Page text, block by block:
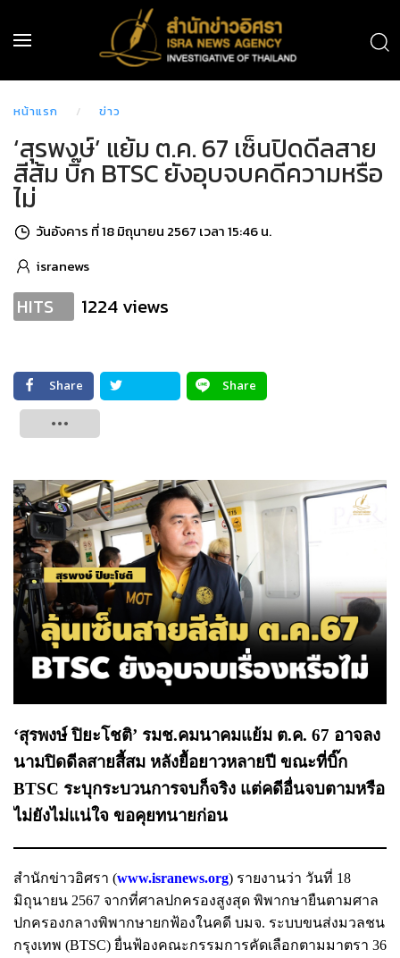
หน้าแรก ข่าว
‘สุรพงษ์’ แย้ม ต.ค. 67 เซ็นปิดดีลสาย
สีส้ม บิ๊ก BTSC ยังอุบจบคดีความหรือ
ไม่
วันอังคาร ที่ 18 มิถุนายน 2567 เวลา 15:46 น.
isranews
HITS 1224 views
Share
Share
‘สุรพงษ์ ปิยะโชติ’ รมช.คมนาคมแย้ม ต.ค. 67 อาจลง
นามปิดดีลสายสี้สม หลังยื้อยาวหลายปี ขณะที่บิ๊ก
BTSC ระบุกระบวนการจบก็จริง แต่คดีอื่นจบตามหรือ
ไม่ยังไม่แน่ใจ ขอคุยทนายก่อน
สำนักข่าวอิศรา (www.isranews.org) รายงานว่า วันที่ 18
มิถุนายน 2567 จากที่ศาลปกครองสูงสุด พิพากษายืนตามศาล
ปกครองกลางพิพากษายกฟ้องในคดี บมจ. ระบบขนส่งมวลชน
กรุงเทพ (BTSC) ยื่นฟ้องคณะกรรมการคัดเลือกตามมาตรา 36